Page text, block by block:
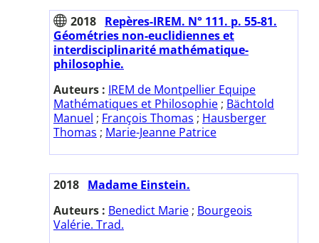
2018 Repères-IREM. N° 111. p. 55-81.
Géométries non-euclidiennes et
interdisciplinarité mathématique-
philosophie.
Auteurs : IREM de Montpellier Equipe
Mathématiques et Philosophie ; Bächtold
Manuel ; François Thomas ; Hausberger
Thomas ; Marie-Jeanne Patrice
2018 Madame Einstein.
Auteurs : Benedict Marie ; Bourgeois
Valérie. Trad.